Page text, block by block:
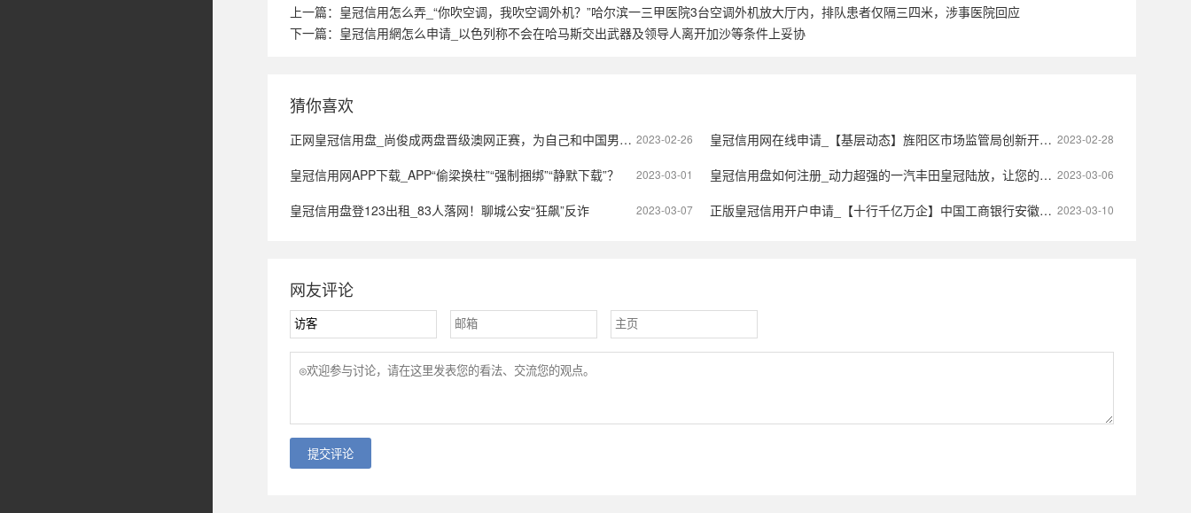
上一篇： 皇冠信用怎么弄_“你吹空调，我吹空调外机？”哈尔滨一三甲医院3台空调外机放大厅内，排队患者仅隔三四米，涉事医院回应
下一篇： 皇冠信用網怎么申请_以色列称不会在哈马斯交出武器及领导人离开加沙等条件上妥协
猜你喜欢
2023-02-26
正网皇冠信用盘_尚俊成两盘晋级澳网正赛，为自己和中国男网创造了历史 2023-02-28
皇冠信用网在线申请_【基层动态】旌阳区市场监管局创新开发“信用修复在线申请”
2023-03-01
皇冠信用网APP下载_APP“偷梁换柱”“强制捆绑”“静默下载”？ 2023-03-06
皇冠信用盘如何注册_动力超强的一汽丰田皇冠陆放，让您的出行更动感
2023-03-07
皇冠信用盘登123出租_83人落网！聊城公安“狂飙”反诈 2023-03-10
正版皇冠信用开户申请_【十行千亿万企】中国工商银行安徽省分行特色金融产品
网友评论
提交评论